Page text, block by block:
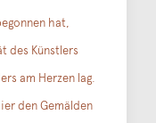
hat,
des Künstlers
am Herzen lag.
den Gemälden